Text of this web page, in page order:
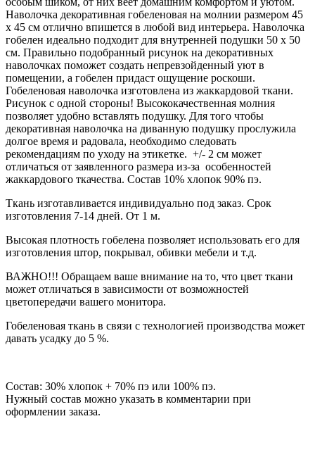
Наволочка декоративная гобеленовая на молнии размером 45
х 45 см отлично впишется в любой вид интерьера. Наволочка
гобелен идеально подходит для внутренней подушки 50 х 50
см. Правильно подобранный рисунок на декоративных
наволочках поможет создать непревзойденный уют в
помещении, а гобелен придаст ощущение роскоши.
Гобеленовая наволочка изготовлена из жаккардовой ткани.
Рисунок с одной стороны! Высококачественная молния
позволяет удобно вставлять подушку. Для того чтобы
декоративная наволочка на диванную подушку прослужила
долгое время и радовала, необходимо следовать
рекомендациям по уходу на этикетке. +/- 2 см может
отличаться от заявленного размера из-за особенностей
жаккардового ткачества. Состав 10% хлопок 90% пэ.
Ткань изготавливается индивидуально под заказ. Срок
изготовления 7-14 дней. От 1 м.
Высокая плотность гобелена позволяет использовать его для
изготовления штор, покрывал, обивки мебели и т.д.
ВАЖНО!!! Обращаем ваше внимание на то, что цвет ткани
может отличаться в зависимости от возможностей
цветопередачи вашего монитора.
Гобеленовая ткань в связи с технологией производства может
давать усадку до 5 %.
Состав: 30% хлопок + 70% пэ или 100% пэ.
Нужный состав можно указать в комментарии при
оформлении заказа.